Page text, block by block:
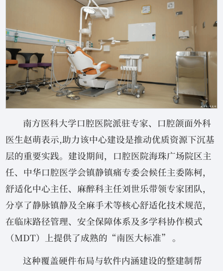
南方医科大学口腔医院派驻专家、口腔颌面外科
医生赵萌表示,助力该中心建设是推动优质资源下沉基
层的重要实践。建设期间，口腔医院海珠广场院区主
任、中华口腔医学会镇静镇痛专委会候任主委陈柯，
舒适化中心主任、麻醉科主任刘世乐带领专家团队，
分享了静脉镇静及全麻手术等核心舒适化技术规范，
在临床路径管理、安全保障体系及多学科协作模式
（MDT）上提供了成熟的“南医大标准” 。
这种覆盖硬件布局与软件内涵建设的整建制帮